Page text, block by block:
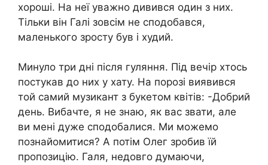
хороші. На неї уважно дивився один з них.
Тільки він Галі зовсім не сподобався,
маленького зросту був і худий.
Минуло три дні після гуляння. Під вечір хтось
постукав до них у хату. На порозі виявився
той самий музикант з букетом квітів: -Добрий
день. Вибачте, я не знаю, як вас звати, але
ви мені дуже сподобалися. Ми можемо
познайомитися? А потім Олег зробив їй
пропозицію. Галя, недовго думаючи,